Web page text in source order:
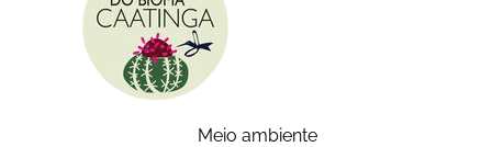
Meio ambiente